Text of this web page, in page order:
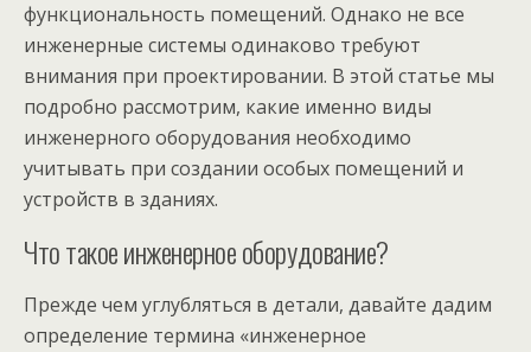
функциональность помещений. Однако не все
инженерные системы одинаково требуют
внимания при проектировании. В этой статье мы
подробно рассмотрим, какие именно виды
инженерного оборудования необходимо
учитывать при создании особых помещений и
устройств в зданиях.
Что такое инженерное оборудование?
Прежде чем углубляться в детали, давайте дадим
определение термина «инженерное